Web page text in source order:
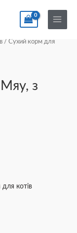
Main
Menu
/ Сухий корм для
з
котів